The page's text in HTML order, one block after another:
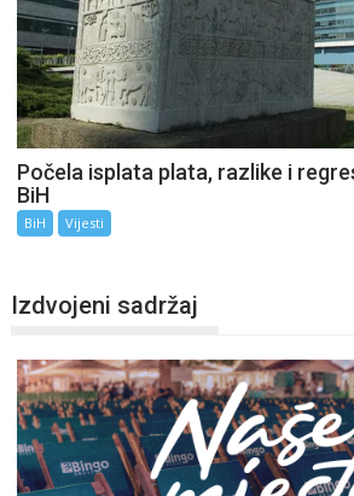
Počela isplata plata, razlike i
BiH
BiH Vijesti
Izdvojeni sadržaj